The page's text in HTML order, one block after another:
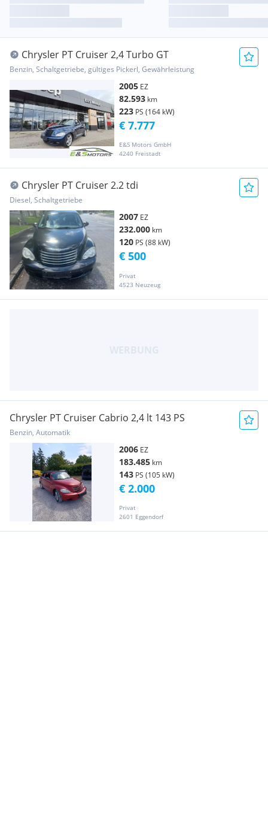
Chrysler PT Cruiser 2,4 Turbo GT
Benzin, Schaltgetriebe, gültiges Pickerl, Gewährleistung
2005 EZ
82.593 km
223 PS (164 kW)
E&S Motors GmbH
4240 Freistadt
€ 7.777
Chrysler PT Cruiser 2.2 tdi
Diesel, Schaltgetriebe
2007 EZ
232.000 km
120 PS (88 kW)
Privat
4523 Neuzeug
€ 500
Chrysler PT Cruiser Cabrio 2,4 lt 143 PS
Benzin, Automatik
2006 EZ
183.485 km
143 PS (105 kW)
Privat
2601 Eggendorf
€ 2.000